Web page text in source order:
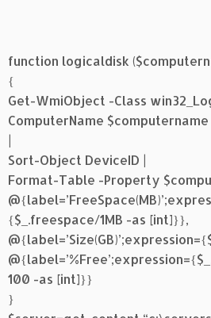
function logicaldisk
{
Get-WmiObject -Class
ComputerName
|
Sort-Object DeviceID |
Format-Table -Property
{$_.freespace/1MB -as [int]}},
100 -as [int]}}
}